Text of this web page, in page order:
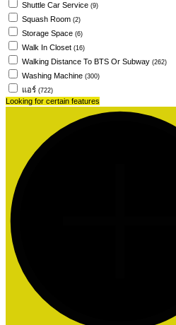
Shuttle Car Service (9)
Squash Room (2)
Storage Space (6)
Walk In Closet (16)
Walking Distance To BTS Or Subway (262)
Washing Machine (300)
แอร์ (722)
Looking for certain features